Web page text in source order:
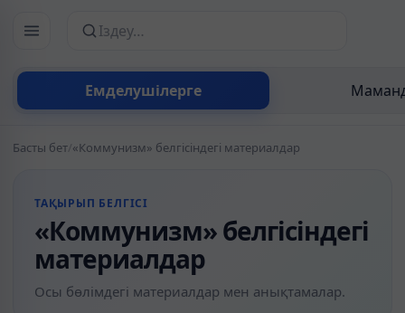
Емделушілерге
Сайттан іздеу
Басты бет/«Коммунизм» белгісіндегі материалдар
ТАҚЫРЫП БЕЛГІСІ
«Коммунизм» белгісіндегі
материалдар
Осы бөлімдегі материалдар мен анықтамалар.